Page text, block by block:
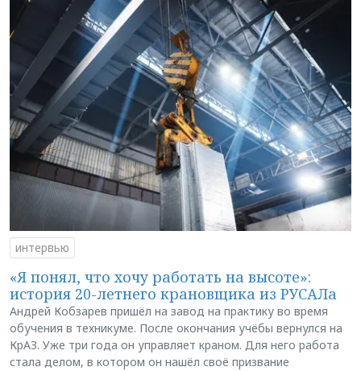
интервью
«Я понял, что хочу работать на высоте»:
история 20-летнего крановщика из РУСАЛа
Андрей Кобзарев пришёл на завод на практику во время
обучения в техникуме. После окончания учёбы вернулся на
КрАЗ. Уже три года он управляет краном. Для него работа
стала делом, в котором он нашёл своё призвание